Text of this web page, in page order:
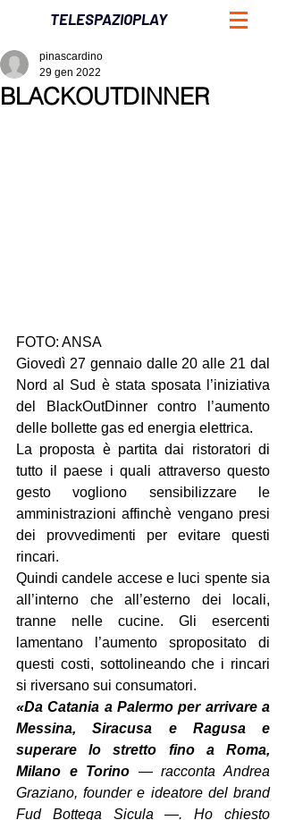
TELESPAZIOPLAY
BLACKOUTDINNER
pinascardino
29 gen 2022
FOTO: ANSA
Giovedì 27 gennaio dalle 20 alle 21 dal
Nord al Sud è stata sposata l’iniziativa
del BlackOutDinner contro l’aumento
delle bollette gas ed energia elettrica.
La proposta è partita dai ristoratori di
tutto il paese i quali attraverso questo
gesto vogliono sensibilizzare le
amministrazioni affinchè vengano presi
dei provvedimenti per evitare questi
rincari.
Quindi candele accese e luci spente sia
all’interno che all’esterno dei locali,
tranne nelle cucine. Gli esercenti
lamentano l’aumento spropositato di
questi costi, sottolineando che i rincari
si riversano sui consumatori.
«Da Catania a Palermo per arrivare a
Messina, Siracusa e Ragusa e
superare lo stretto fino a Roma,
Milano e Torino — racconta Andrea
Graziano, founder e ideatore del brand
Fud Bottega Sicula —. Ho chiesto